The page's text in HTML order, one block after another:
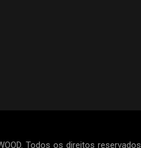
Todos os direitos reservados.